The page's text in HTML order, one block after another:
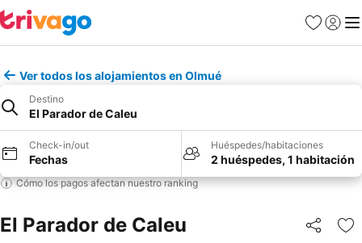
Favoritos
Iniciar
Ver todos los alojamientos en Olmué
Destino
El Parador de Caleu
Check-in/out
Fechas
Huéspedes/habitaciones
2 huéspedes, 1 habitación
Cómo los pagos afectan nuestro ranking
El Parador de Caleu Compartir